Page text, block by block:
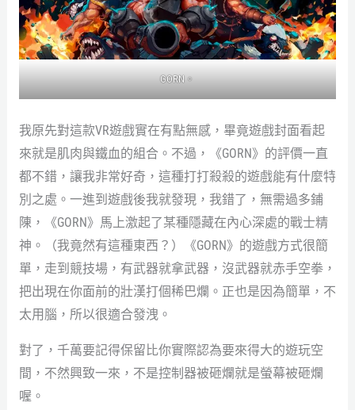
GORN。
我原先對這款VR遊戲實在有點無感，畢竟遊戲封面看起
來就是肌肉與鐵血的組合。不過，《GORN》的評價一直
都不錯，讓我非常好奇，這種打打殺殺的遊戲能有什麼特
別之處。一進到遊戲後我就發現，我錯了，無需過多鋪
陳，《GORN》馬上激起了某種隱藏在內心深處的戰士精
神。（我竟然有這種東西？）《GORN》的遊戲方式很簡
單，走到競技場，有武器就拿武器，沒武器就赤手空拳，
把出現在你面前的壯漢打個稀巴爛。正也是因為簡單，不
太用腦，所以很適合發洩。
對了，千萬要記得保留比你實際認為要來得大的遊玩空
間，不然興致一來，不是控制器被砸爛就是螢幕被砸爛
喔。